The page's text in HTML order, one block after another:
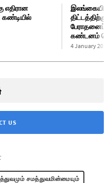
எதிரான
கண்டியில்
இலங்கையில்
திட்டத்திற்கு
பேராதனைப்
கண்டனம்
4 January 2025
US
சமத்துவமின்மையும்